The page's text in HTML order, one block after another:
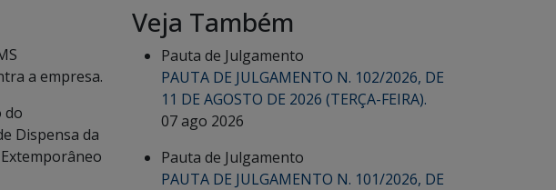
a empresa.
do
Dispensa da
Veja Também
Pauta de Julgamento
PAUTA DE JULGAMENTO N. 102/2026, DE
11 DE AGOSTO DE 2026 (TERÇA-FEIRA).
07 ago 2026
Pauta de Julgamento
PAUTA DE JULGAMENTO N. 101/2026, DE